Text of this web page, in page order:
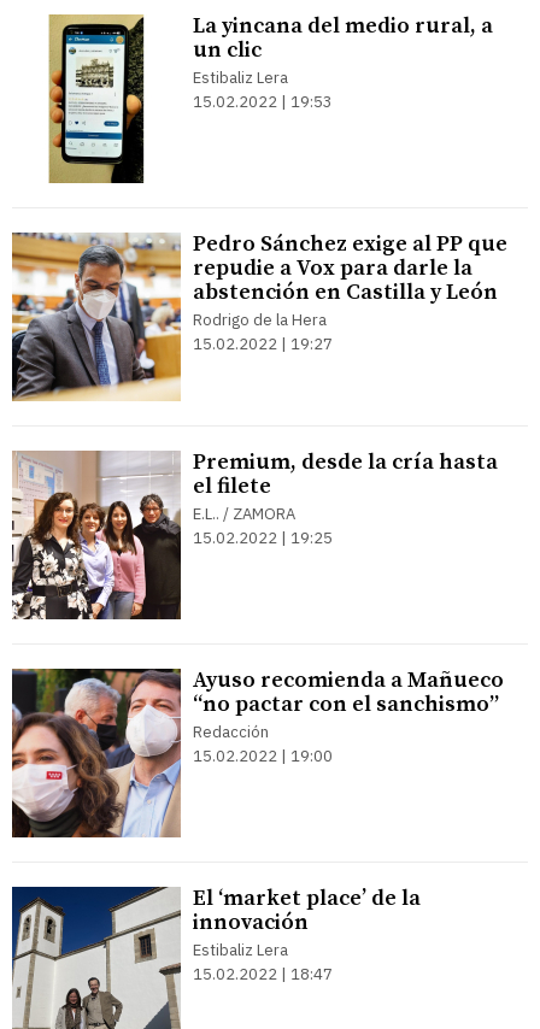
La yincana del medio rural, a
un clic
Estibaliz Lera
15.02.2022 | 19:53
Pedro Sánchez exige al PP que
repudie a Vox para darle la
abstención en Castilla y León
Rodrigo de la Hera
15.02.2022 | 19:27
Premium, desde la cría hasta
el filete
E.L.. / ZAMORA
15.02.2022 | 19:25
Ayuso recomienda a Mañueco
“no pactar con el sanchismo”
Redacción
15.02.2022 | 19:00
El ‘market place’ de la
innovación
Estibaliz Lera
15.02.2022 | 18:47